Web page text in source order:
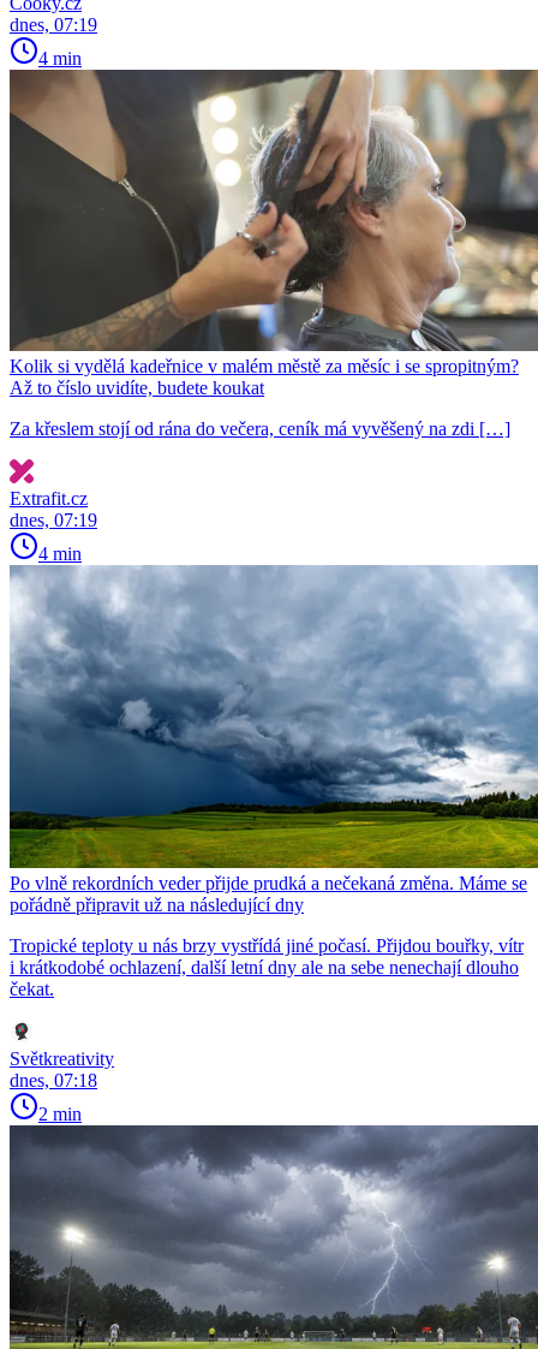
dnes, 07:19
4 min
Kolik si vydělá kadeřnice v malém městě za měsíc i se spropitným?
Až to číslo uvidíte, budete koukat
Za křeslem stojí od rána do večera, ceník má vyvěšený na zdi […]
Extrafit.cz
dnes, 07:19
4 min
Po vlně rekordních veder přijde prudká a nečekaná změna. Máme se
pořádně připravit už na následující dny
Tropické teploty u nás brzy vystřídá jiné počasí. Přijdou bouřky, vítr
i krátkodobé ochlazení, další letní dny ale na sebe nenechají dlouho
čekat.
Světkreativity
dnes, 07:18
2 min